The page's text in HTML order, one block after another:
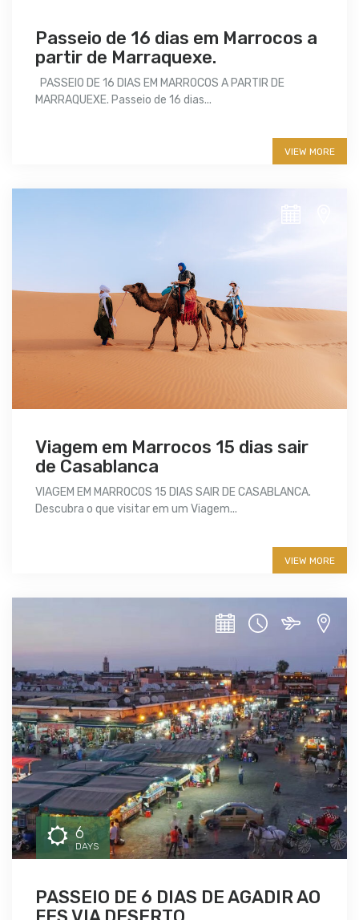
Passeio de 16 dias em Marrocos a
partir de Marraquexe.
PASSEIO DE 16 DIAS EM MARROCOS A PARTIR DE
MARRAQUEXE. Passeio de 16 dias...
VIEW MORE
Viagem em Marrocos 15 dias sair
de Casablanca
VIAGEM EM MARROCOS 15 DIAS SAIR DE CASABLANCA.
Descubra o que visitar em um Viagem...
VIEW MORE
6
DAYS
PASSEIO DE 6 DIAS DE AGADIR AO